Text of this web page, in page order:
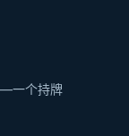
一个持牌